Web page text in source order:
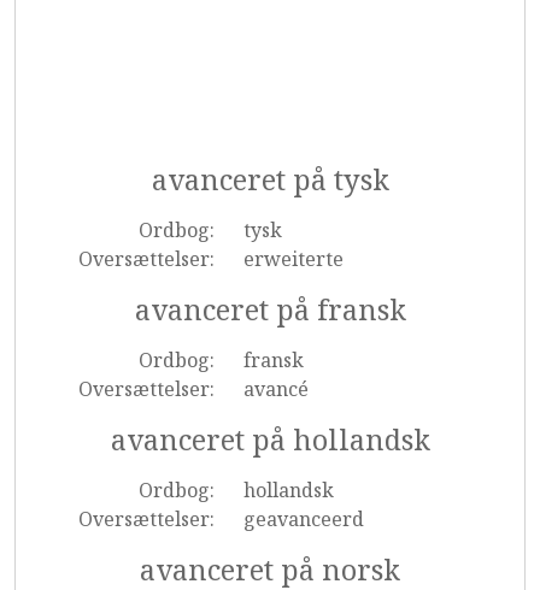
avanceret på tysk
Ordbog:
tysk
Oversættelser:
erweiterte
avanceret på fransk
Ordbog:
fransk
Oversættelser:
avancé
avanceret på hollandsk
Ordbog:
hollandsk
Oversættelser:
geavanceerd
avanceret på norsk